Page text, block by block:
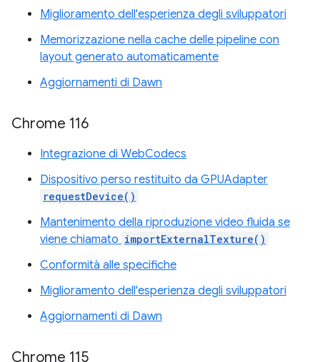
Miglioramento dell'esperienza degli sviluppatori
Memorizzazione nella cache delle pipeline con
layout generato automaticamente
Aggiornamenti di Dawn
Chrome 116
Integrazione di WebCodecs
Dispositivo perso restituito da GPUAdapter
requestDevice()
Mantenimento della riproduzione video fluida se
viene chiamato importExternalTexture()
Conformità alle specifiche
Miglioramento dell'esperienza degli sviluppatori
Aggiornamenti di Dawn
Chrome 115